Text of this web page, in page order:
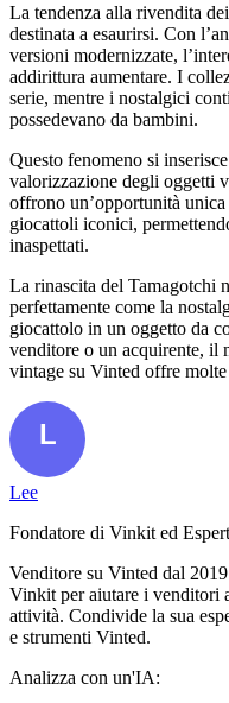
La tendenza alla rivendita
destinata a esaurirsi. Con
versioni modernizzate,
addirittura aumentare. I
serie, mentre i nostalgici
possedevano da bambini.
Questo fenomeno si
valorizzazione degli oggetti
offrono un’opportunità
giocattoli iconici,
inaspettati.
La rinascita del Tamagotchi
perfettamente come la
giocattolo in un oggetto da
venditore o un acquirente, il
vintage su Vinted offre
Lee
Fondatore di Vinkit ed
Venditore su Vinted dal
Vinkit per aiutare i venditori
attività. Condivide la sua
e strumenti Vinted.
Analizza con un'IA: